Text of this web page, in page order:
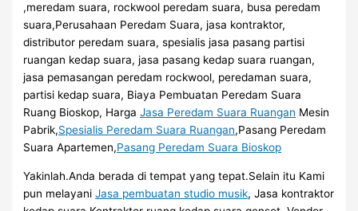
,meredam suara, rockwool peredam suara, busa peredam
suara,Perusahaan Peredam Suara, jasa kontraktor,
distributor peredam suara, spesialis jasa pasang partisi
ruangan kedap suara, jasa pasang kedap suara ruangan,
jasa pemasangan peredam rockwool, peredaman suara,
partisi kedap suara, Biaya Pembuatan Peredam Suara
Ruang Bioskop, HargaJasa Peredam Suara Ruangan Mesin
Pabrik,Spesialis Peredam Suara Ruangan,Pasang Peredam
Suara Apartemen,Pasang Peredam Suara Bioskop
Yakinlah.Anda berada di tempat yang tepat.Selain itu Kami
pun melayaniJasa pembuatan studio musik, Jasa kontraktor